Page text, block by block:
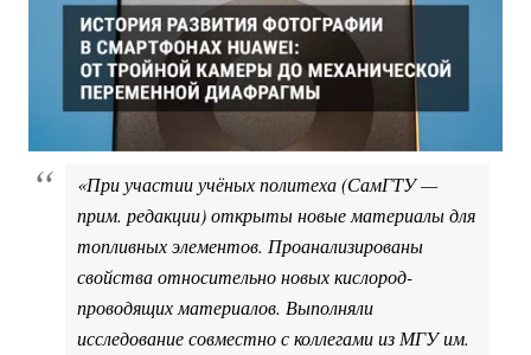
«При участии учёных политеха (СамГТУ —
прим. редакции) открыты новые материалы для
топливных элементов. Проанализированы
свойства относительно новых кислород-
проводящих материалов. Выполняли
исследование совместно с коллегами из МГУ им.